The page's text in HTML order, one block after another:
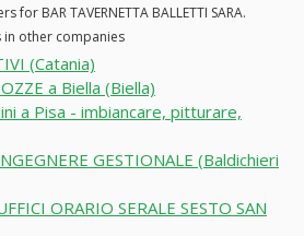
BAR TAVERNETTA BALLETTI SARA.
in other companies
(Catania)
a Biella (Biella)
a Pisa - imbiancare, pitturare,
GESTIONALE (Baldichieri
ORARIO SERALE SESTO SAN